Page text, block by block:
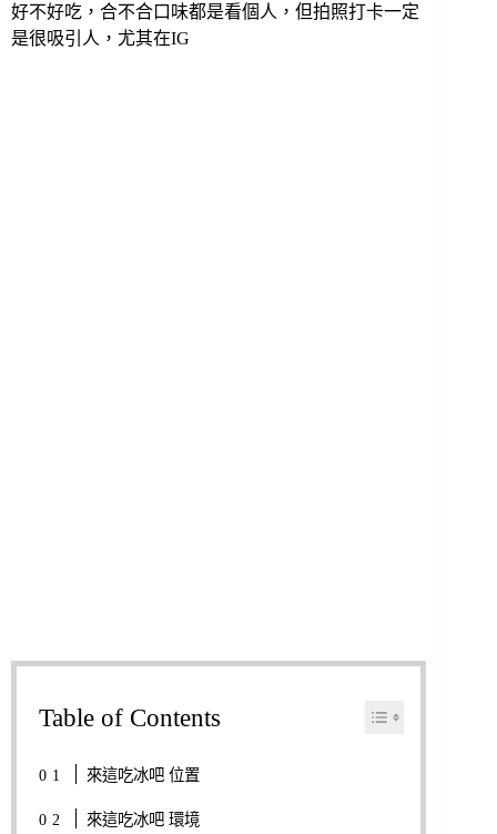
好不好吃，合不合口味都是看個人，但拍照打卡一定
是很吸引人，尤其在IG
Table of Contents
來這吃冰吧 位置
來這吃冰吧 環境